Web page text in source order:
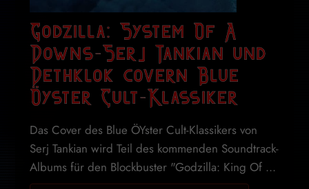
Godzilla: System Of A
Downs-Serj Tankian und
Dethklok covern Blue
Öyster Cult-Klassiker
Das Cover des Blue ÖYster Cult-Klassikers von
Serj Tankian wird Teil des kommenden Soundtrack-
Albums für den Blockbuster "Godzilla: King Of ...